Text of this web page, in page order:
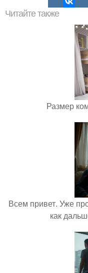
Читайте также
Размер
Всем привет. Уже
как